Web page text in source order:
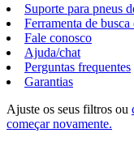
Suporte para pneus
Ferramenta de
Fale conosco
Ajuda/chat
Perguntas frequentes
Garantias
Ajuste os seus filtros ou
começar novamente.